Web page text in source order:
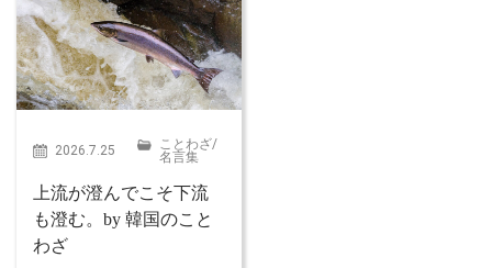
2026.7.25 ことわざ/
名言集
上流が澄んでこそ下流
も澄む。by 韓国のこと
わざ